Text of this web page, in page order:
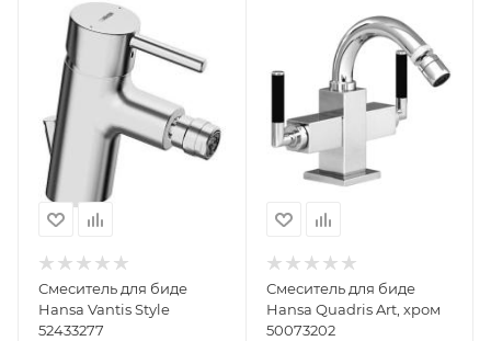
Смеситель для биде
Hansa Vantis Style
52433277
Смеситель для биде
Hansa Quadris Art, хром
50073202